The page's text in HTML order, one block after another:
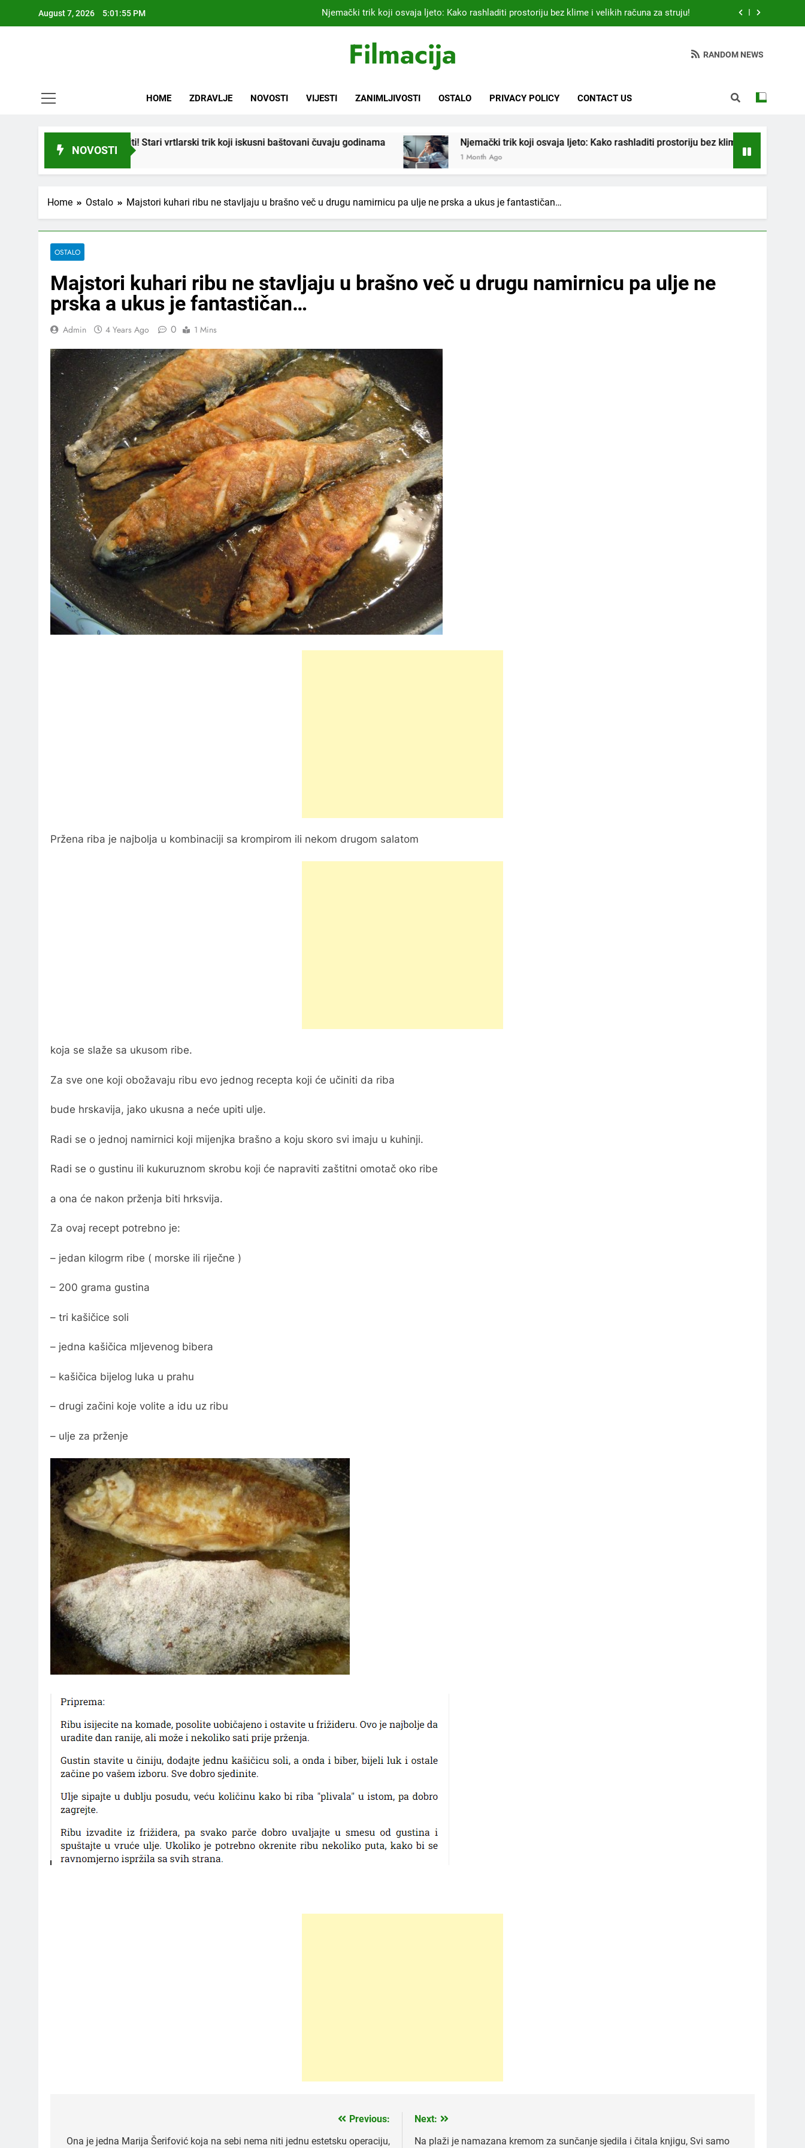
August 7, 2026 5:01:56 PM
Njemački trik koji osvaja ljeto: Kako rashladiti prostoriju bez klime i velikih računa za struju!
Nikada se ne bi sjetili: Sve fleke sa odjeće skida jedno sredstvo koje svi imamo u kući
čuvaju godinama
Kardiolog koji već 20 godina liječi pacijente nakon infarkta otkrio: Ove 4 jutarnje navike nikada ne
praktikujem prije 9 sati – mnogi ih rade svakog dana!
Nikada se ne bi sjetili: Sve fleke sa odjeće skida jedno sredstvo koje svi imamo u kući
Filmacija RANDOM NEWS
HOME ZDRAVLJE NOVOSTI VIJESTI ZANIMLJIVOSTI OSTALO PRIVACY POLICY CONTACT US
NOVOSTI
ukorijeniti! Stari vrtlarski trik koji iskusni baštovani čuvaju godinama Njemački trik koji osvaja ljeto: Kako rashladiti prostoriju bez klime i velikih računa za struju!
1 Month Ago
Home Ostalo Majstori kuhari ribu ne stavljaju u brašno več u drugu namirnicu pa ulje ne prska a ukus je fantastičan…
OSTALO
Majstori kuhari ribu ne stavljaju u brašno več u drugu namirnicu pa ulje ne
prska a ukus je fantastičan…
Admin 4 Years Ago 0 1 Mins
Pržena riba je najbolja u kombinaciji sa krompirom ili nekom drugom salatom
koja se slaže sa ukusom ribe.
Za sve one koji obožavaju ribu evo jednog recepta koji će učiniti da riba
bude hrskavija, jako ukusna a neće upiti ulje.
Radi se o jednoj namirnici koji mijenjka brašno a koju skoro svi imaju u kuhinji.
Radi se o gustinu ili kukuruznom skrobu koji će napraviti zaštitni omotač oko ribe
a ona će nakon prženja biti hrksvija.
Za ovaj recept potrebno je:
– jedan kilogrm ribe ( morske ili riječne )
– 200 grama gustina
– tri kašičice soli
– jedna kašičica mljevenog bibera
– kašičica bijelog luka u prahu
– drugi začini koje volite a idu uz ribu
– ulje za prženje
navigation
Previous:
Ona je jedna Marija Šerifović koja na sebi nema niti jednu estetsku operaciju,
Next:
Na plaži je namazana kremom za sunčanje sjedila i čitala knjigu, Svi samo